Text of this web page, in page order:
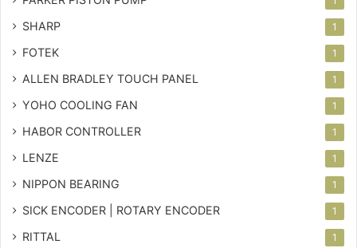
SHARP 1
FOTEK 1
ALLEN BRADLEY TOUCH PANEL 1
YOHO COOLING FAN 1
HABOR CONTROLLER 1
LENZE 1
NIPPON BEARING 1
SICK ENCODER | ROTARY ENCODER 1
RITTAL 1